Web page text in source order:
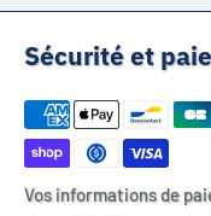
Radios compatibles
Lecteurs DVD / Blu-
Consoles de jeux
Imprimantes
Blocs d’alimentation
Sécurité et
Vos informations de